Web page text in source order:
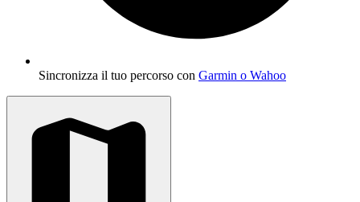
Sincronizza il tuo percorso con Garmin o Wahoo